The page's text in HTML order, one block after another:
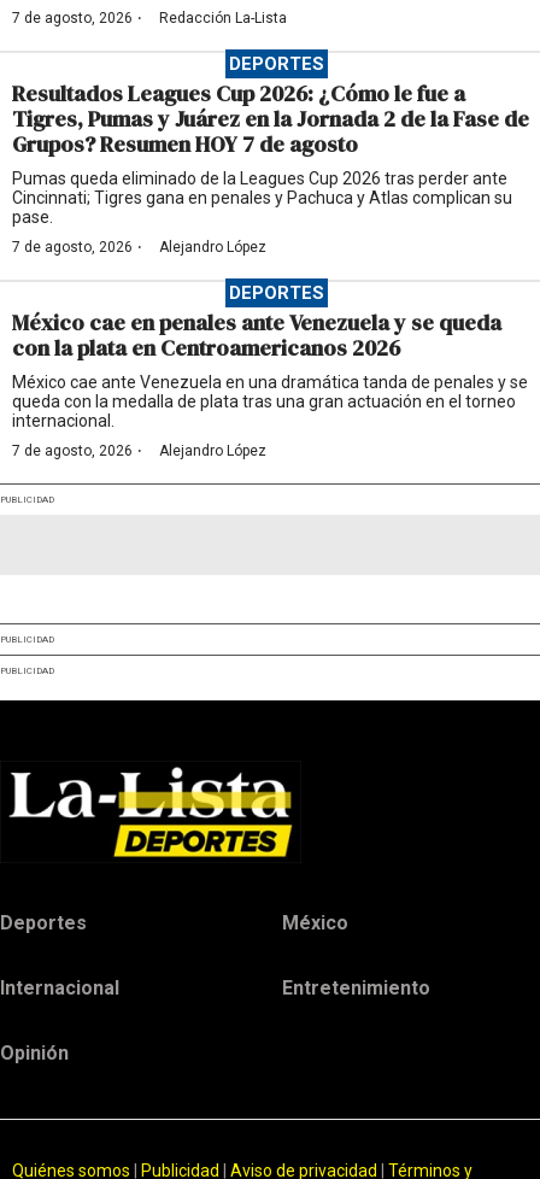
7 de agosto, 2026 · Redacción La-Lista
DEPORTES
Resultados Leagues Cup 2026: ¿Cómo le fue a
Tigres, Pumas y Juárez en la Jornada 2 de la Fase de
Grupos? Resumen HOY 7 de agosto
Pumas queda eliminado de la Leagues Cup 2026 tras perder ante
Cincinnati; Tigres gana en penales y Pachuca y Atlas complican su
pase.
7 de agosto, 2026 · Alejandro López
DEPORTES
México cae en penales ante Venezuela y se queda
con la plata en Centroamericanos 2026
México cae ante Venezuela en una dramática tanda de penales y se
queda con la medalla de plata tras una gran actuación en el torneo
internacional.
7 de agosto, 2026 · Alejandro López
PUBLICIDAD
PUBLICIDAD
PUBLICIDAD
Deportes México
Internacional Entretenimiento
Opinión
Quiénes somos Publicidad Aviso de privacidad Términos y